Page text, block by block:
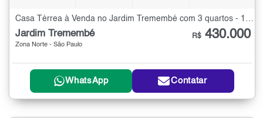
Jardim Tremembé
Zona Norte - São Paulo
R$ 430.000
WhatsApp Contatar